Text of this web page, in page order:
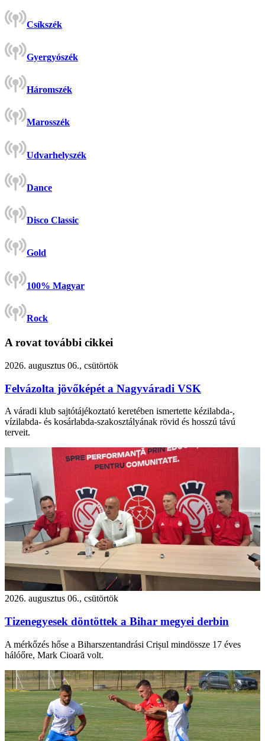
Csíkszék
Gyergyószék
Háromszék
Marosszék
Udvarhelyszék
Dance
Disco Classic
Gold
100% Magyar
Rock
A rovat további cikkei
2026. augusztus 06., csütörtök
Felvázolta jövőképét a Nagyváradi VSK
A váradi klub sajtótájékoztató keretében ismertette kézilabda-,
vízilabda- és kosárlabda-szakosztályának rövid és hosszú távú
terveit.
2026. augusztus 06., csütörtök
Tizenegyesek döntöttek a Bihar megyei derbin
A mérkőzés hőse a Biharszentandrási Crișul mindössze 17 éves
hálóőre, Mark Cioară volt.